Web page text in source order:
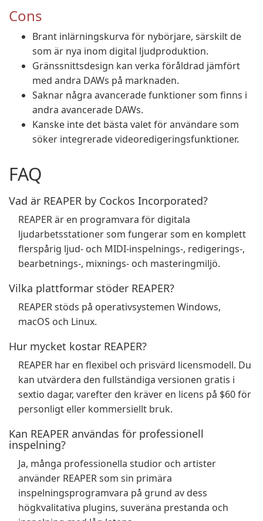
Cons
Brant inlärningskurva för nybörjare, särskilt de
som är nya inom digital ljudproduktion.
Gränssnittsdesign kan verka föråldrad jämfört
med andra DAWs på marknaden.
Saknar några avancerade funktioner som finns i
andra avancerade DAWs.
Kanske inte det bästa valet för användare som
söker integrerade videoredigeringsfunktioner.
FAQ
Vad är REAPER by Cockos Incorporated?
REAPER är en programvara för digitala
ljudarbetsstationer som fungerar som en komplett
flerspårig ljud- och MIDI-inspelnings-, redigerings-,
bearbetnings-, mixnings- och masteringmiljö.
Vilka plattformar stöder REAPER?
REAPER stöds på operativsystemen Windows,
macOS och Linux.
Hur mycket kostar REAPER?
REAPER har en flexibel och prisvärd licensmodell. Du
kan utvärdera den fullständiga versionen gratis i
sextio dagar, varefter den kräver en licens på $60 för
personligt eller kommersiellt bruk.
Kan REAPER användas för professionell
inspelning?
Ja, många professionella studior och artister
använder REAPER som sin primära
inspelningsprogramvara på grund av dess
högkvalitativa plugins, suveräna prestanda och